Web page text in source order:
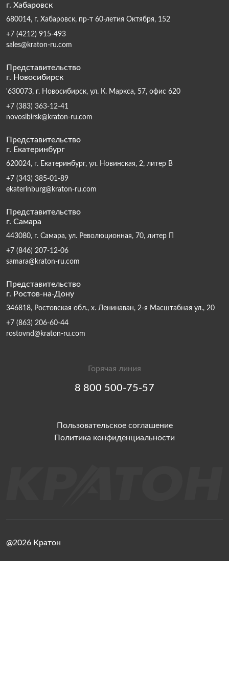
г. Хабаровск
680014, г. Хабаровск, пр-т 60-летия Октября, 152
+7 (4212) 915-493
sales@kraton-ru.com
Представительство
г. Новосибирск
'630073, г. Новосибирск, ул. К. Маркса, 57, офис 620
+7 (383) 363-12-41
novosibirsk@kraton-ru.com
Представительство
г. Екатеринбург
620024, г. Екатеринбург, ул. Новинская, 2, литер В
+7 (343) 385-01-89
ekaterinburg@kraton-ru.com
Представительство
г. Самара
443080, г. Самара, ул. Революционная, 70, литер П
+7 (846) 207-12-06
samara@kraton-ru.com
Представительство
г. Ростов-на-Дону
346818, Ростовская обл., х. Ленинаван, 2-я Масштабная ул., 20
+7 (863) 206-60-44
rostovnd@kraton-ru.com
Горячая линия
8 800 500-75-57
Пользовательское соглашение
Политика конфиденциальности
@2026 Кратон